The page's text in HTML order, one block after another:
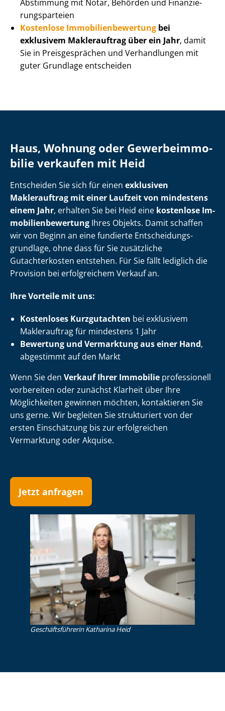
Abstimmung mit Notar, Behörden und Fi­nan­zie­
rungs­par­tei­en
Kostenlose Im­mo­bi­li­en­be­wer­tung bei
exklusivem Maklerauftrag über ein Jahr, damit
Sie in Preisgesprächen und Verhandlungen mit
guter Grundlage entscheiden
Haus, Wohnung oder Ge­wer­be­im­mo­
bi­lie verkaufen mit Heid
Entscheiden Sie sich für einen exklusiven
Maklerauftrag mit einer Laufzeit von mindestens
einem Jahr, erhalten Sie bei Heid eine kostenlose Im­
mo­bi­li­en­be­wer­tung Ihres Objekts. Damit schaffen
wir von Beginn an eine fundierte Ent­schei­dungs­
grund­la­ge, ohne dass für Sie zusätzliche
Gutachterkosten entstehen. Für Sie fällt lediglich die
Provision bei erfolgreichem Verkauf an.
Ihre Vorteile mit uns:
Kostenloses Kurzgutachten bei exklusivem
Maklerauftrag für mindestens 1 Jahr
Bewertung und Vermarktung aus einer Hand,
abgestimmt auf den Markt
Wenn Sie den Verkauf Ihrer Immobilie professionell
vorbereiten oder zunächst Klarheit über Ihre
Möglichkeiten gewinnen möchten, kontaktieren Sie
uns gerne. Wir begleiten Sie strukturiert von der
ersten Einschätzung bis zur erfolgreichen
Vermarktung oder Akquise.
Jetzt anfragen
Ge­schäfts­füh­re­rin Katharina Heid